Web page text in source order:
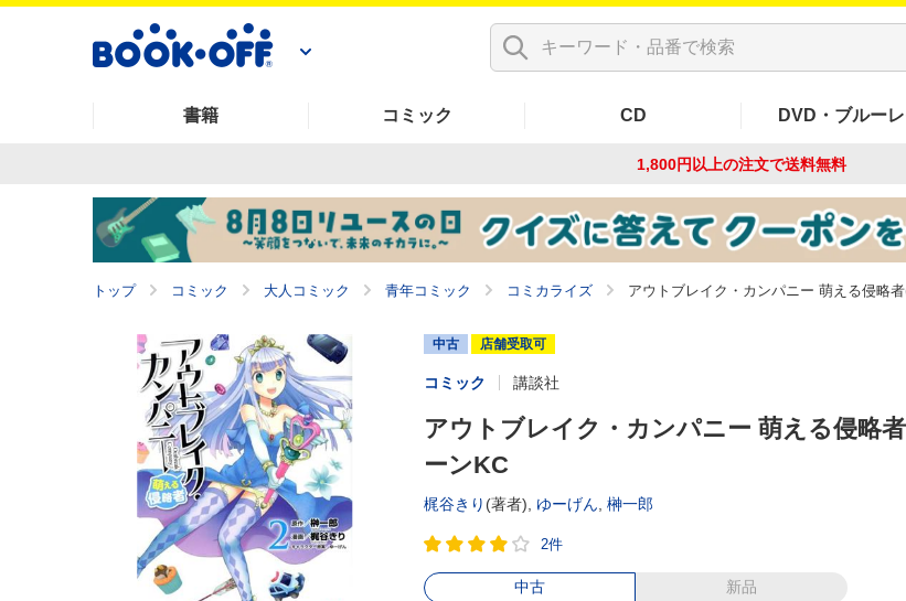
書籍 コミック CD DVD・ブルー
1,800円以上の注文で送料無料
トップ コミック 大人コミック 青年コミック コミカライズ アウトブレイク・カンパニー 萌える侵略
中古 店舗受取可
コミック 講談社
アウトブレイク・カンパニー 萌える侵略
ーンKC
梶谷きり (著者), ゆーげん 榊一郎
2件
中古 新品